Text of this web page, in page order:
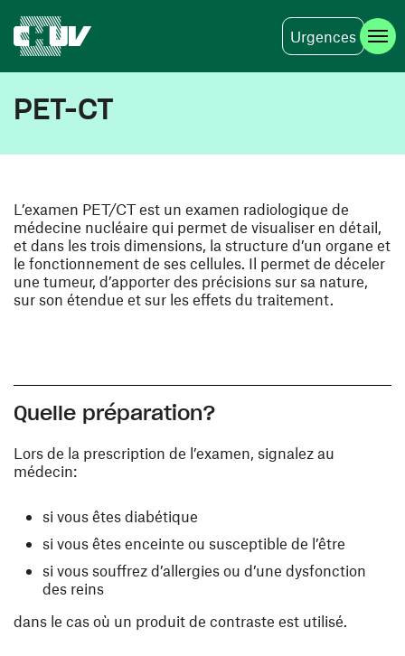
Urgences
PET-CT
L’examen PET/CT est un examen radiologique de
médecine nucléaire qui permet de visualiser en détail,
et dans les trois dimensions, la structure d’un organe et
le fonctionnement de ses cellules. Il permet de déceler
une tumeur, d’apporter des précisions sur sa nature,
sur son étendue et sur les effets du traitement.
Quelle préparation?
Lors de la prescription de l’examen, signalez au
médecin:
si vous êtes diabétique
si vous êtes enceinte ou susceptible de l’être
si vous souffrez d’allergies ou d’une dysfonction
des reins
dans le cas où un produit de contraste est utilisé.